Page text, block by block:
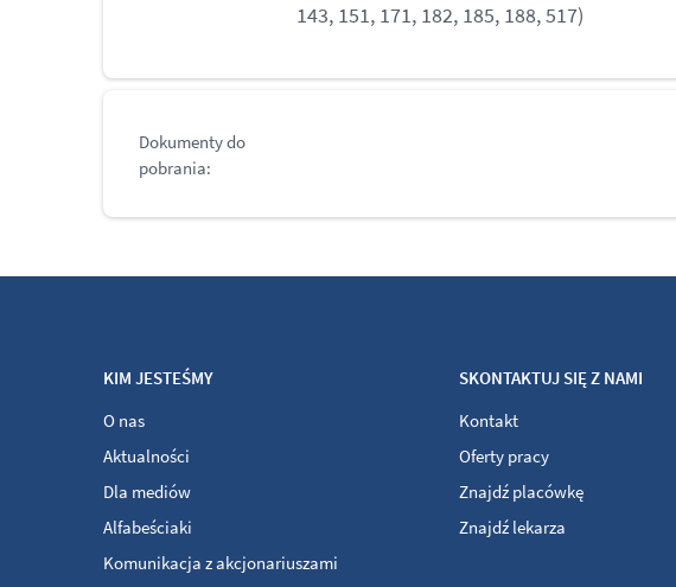
143, 151, 171, 182, 185, 188, 517)
Dokumenty do
pobrania:
KIM JESTEŚMY
O nas
Aktualności
Dla mediów
Alfabeściaki
Komunikacja z akcjonariuszami
SKONTAKTUJ SIĘ Z NAMI
Kontakt
Oferty pracy
Znajdź placówkę
Znajdź lekarza